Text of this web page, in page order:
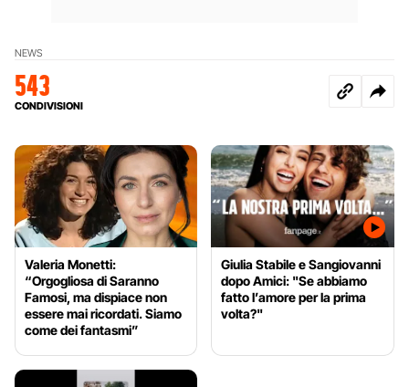
NEWS
543
CONDIVISIONI
Valeria Monetti:
“Orgogliosa di Saranno
Famosi, ma dispiace non
essere mai ricordati. Siamo
come dei fantasmi”
Giulia Stabile e Sangiovanni
dopo Amici: "Se abbiamo
fatto l’amore per la prima
volta?"